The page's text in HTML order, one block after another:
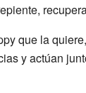
que la
y actúan